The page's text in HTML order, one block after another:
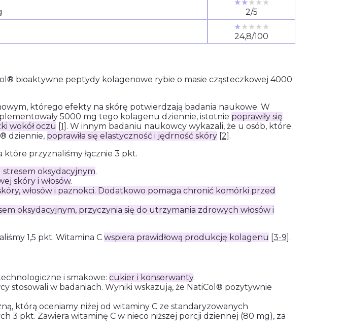
★★★★★
2/5
★★★★★
24,8/100
bioaktywne peptydy kolagenowe rybie o masie cząsteczkowej 4000
którego efekty na skórę potwierdzają badania naukowe. W
5000 mg tego kolagenu dziennie, istotnie poprawiły się
wokół oczu [1] . W innym badaniu naukowcy wykazali, że u osób, które
dziennie, poprawiła się elastyczność i jędrność skóry [2] .
które przyznaliśmy łącznie 3 pkt.
oksydacyjnym.
skóry i włosów.
włosów i paznokci. Dodatkowo pomaga chronić komórki przed
oksydacyjnym, przyczynia się do utrzymania zdrowych włosów i
1,5 pkt. Witamina C wspiera prawidłową produkcję kolagenu [3-9] .
i smakowe: cukier i konserwanty.
stosowali w badaniach. Wyniki wskazują, że NatiCol® pozytywnie
którą oceniamy niżej od witaminy C ze standaryzowanych
3 pkt. Zawiera witaminę C w nieco niższej porcji dziennej (80 mg), za